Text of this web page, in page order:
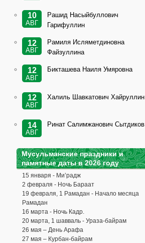
10
АВГ
Рашид Насыйбуллович
Гарифуллин
12
АВГ
Рамиля Исляметдиновна
Файзуллина
12
АВГ
Бикташева Наиля Умяровна
12
АВГ
Халиль Шавкатович Хайруллин
14
АВГ
Ринат Салимжанович Сытдиков
Мусульманские праздники и
памятные даты в 2026 году
15 января - Ми’радж
2 февраля - Ночь Бараат
19 февраля, 1 Рамадан - Начало месяца
Рамадан
16 марта - Ночь Кадр.
20 марта, 1 шавваль - Ураза-байрам
26 мая – День Арафа
27 мая – Курбан-байрам